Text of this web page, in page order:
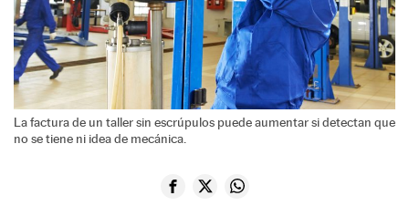
La factura de un taller sin escrúpulos puede aumentar si detectan que
no se tiene ni idea de mecánica.